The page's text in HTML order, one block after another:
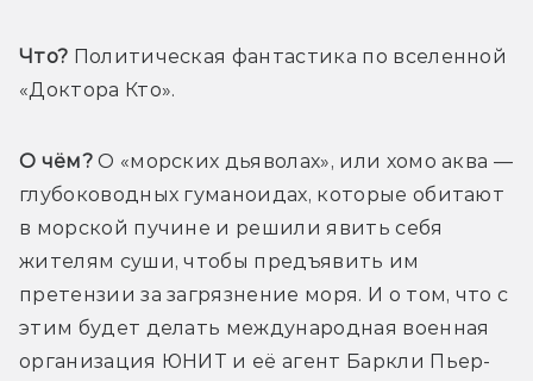
Что? Политическая фантастика по вселенной
«Доктора Кто».
О чём? О «морских дьяволах», или хомо аква —
глубоководных гуманоидах, которые обитают
в морской пучине и решили явить себя
жителям суши, чтобы предъявить им
претензии за загрязнение моря. И о том, что с
этим будет делать международная военная
организация ЮНИТ и её агент Баркли Пьер-